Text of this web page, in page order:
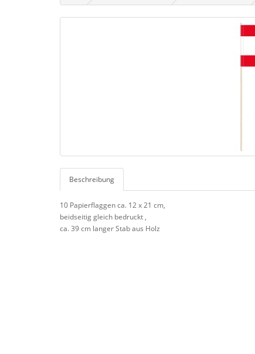
Beschreibung
10 Papierflaggen ca. 12 x 21 cm,
beidseitig gleich bedruckt ,
ca. 39 cm langer Stab aus Holz